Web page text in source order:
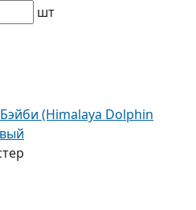
шт
(Himalaya Dolphin